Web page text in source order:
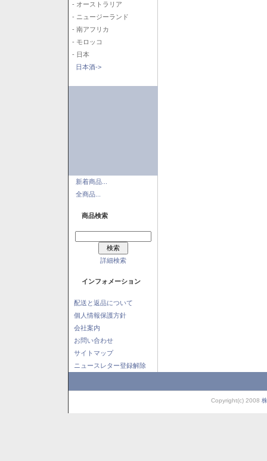
- オーストラリア
- ニュージーランド
- 南アフリカ
- モロッコ
- 日本
日本酒->
新着商品...
全商品...
商品検索
詳細検索
インフォメーション
配送と返品について
個人情報保護方針
会社案内
お問い合わせ
サイトマップ
ニュースレター登録解除
Copyright(c) 2008